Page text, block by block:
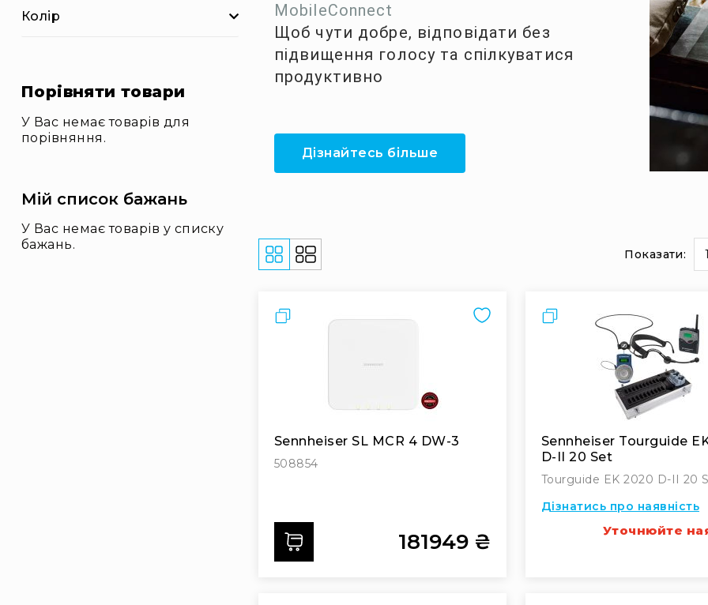
о
ії
Новини
Бренди
MobileConnect
Щоб чути добре, відповідати без
підвищення голосу та спілкуватися
продуктивно
Дізнайтесь більше
Відобразити
Показати:
на
Порівняти
Sennheiser SL MCR 4 DW-3
508854
181949 ₴
Порівняти
Sennheiser Tourguide
D-II 20 Set
Tourguide EK 2020 D-II 20
Дізнатись про наявність
Уточнюйте
Колір
Порівняти товари
У Вас немає товарів для
порівняння.
Мій список бажань
У Вас немає товарів у списку
бажань.